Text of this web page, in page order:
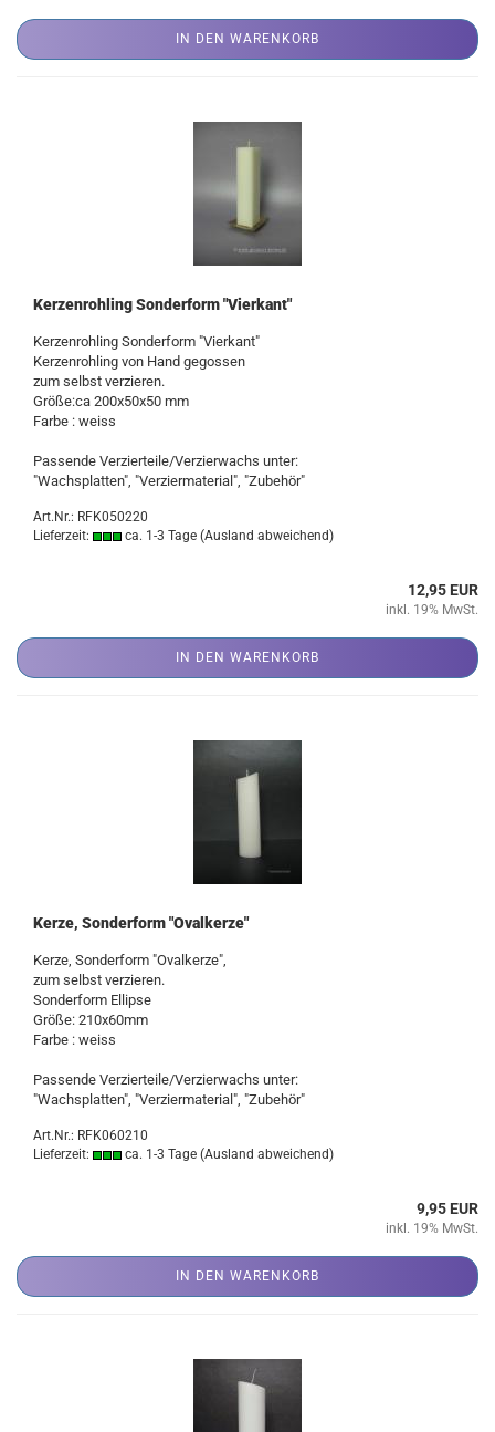
IN DEN WARENKORB
Kerzenrohling Sonderform "Vierkant"
Kerzenrohling Sonderform "Vierkant"
Kerzenrohling von Hand gegossen
zum selbst verzieren.
Größe:ca 200x50x50 mm
Farbe : weiss
Passende Verzierteile/Verzierwachs unter:
"Wachsplatten", "Verziermaterial", "Zubehör"
Art.Nr.: RFK050220
Lieferzeit:
ca. 1-3 Tage (Ausland abweichend)
12,95 EUR
inkl. 19% MwSt.
IN DEN WARENKORB
Kerze, Sonderform "Ovalkerze"
Kerze, Sonderform "Ovalkerze",
zum selbst verzieren.
Sonderform Ellipse
Größe: 210x60mm
Farbe : weiss
Passende Verzierteile/Verzierwachs unter:
"Wachsplatten", "Verziermaterial", "Zubehör"
Art.Nr.: RFK060210
Lieferzeit:
ca. 1-3 Tage (Ausland abweichend)
9,95 EUR
inkl. 19% MwSt.
IN DEN WARENKORB